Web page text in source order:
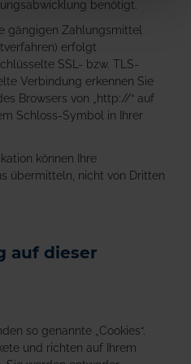
benötigt.
gängigen Zahlungsmittel
erfolgt
SSL- bzw. TLS-
Verbindung erkennen Sie
Browsers von „http://“ auf
Schloss-Symbol in Ihrer
können Ihre
übermitteln, nicht von Dritten
auf dieser
so genannte „Cookies“.
und richten auf Ihrem